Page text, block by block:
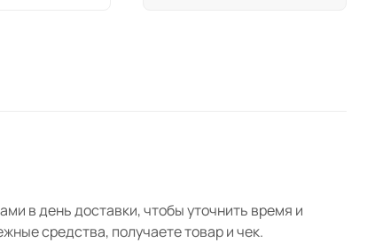
в день доставки, чтобы уточнить время и
средства, получаете товар и чек.